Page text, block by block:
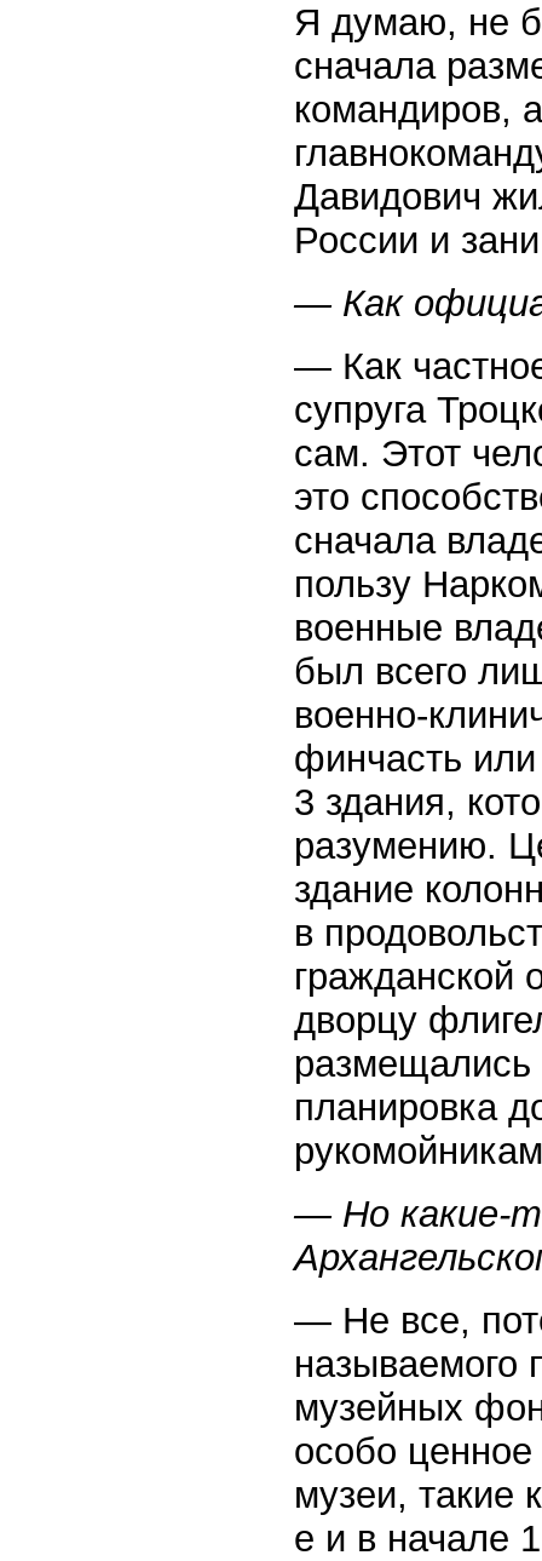
Я думаю, не
сначала
командиров,
Давидович
России и
— Как
— Как
супруга
сам. Этот
это
сначала
пользу
военные
был всего
военно-
финчасть
3 здания,
разумению.
здание
в
дворцу
планировка
— Но какие-
— Не все,
называемого
музейных
особо
музеи,
е и в начале